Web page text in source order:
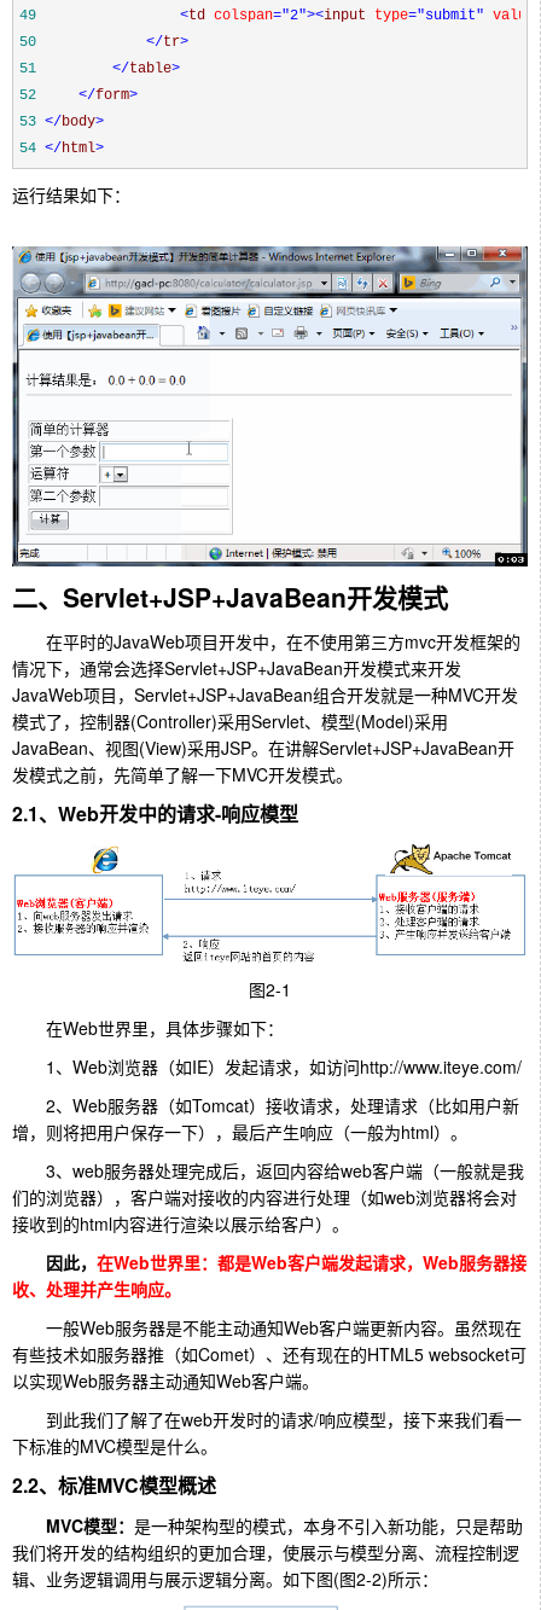
49
<td colspan="2"><input type="submit" value
50
</tr>
51
</table>
52
</form>
53 </body>
54 </html>
运行结果如下：
二、Servlet+JSP+JavaBean开发模式
在平时的JavaWeb项目开发中，在不使用第三方mvc开发框架的
情况下，通常会选择Servlet+JSP+JavaBean开发模式来开发
JavaWeb项目，Servlet+JSP+JavaBean组合开发就是一种MVC开发
模式了，控制器(Controller)采用Servlet、模型(Model)采用
JavaBean、视图(View)采用JSP。在讲解Servlet+JSP+JavaBean开
发模式之前，先简单了解一下MVC开发模式。
2.1、Web开发中的请求-响应模型
图2-1
在Web世界里，具体步骤如下：
1、Web浏览器（如IE）发起请求，如访问http://www.iteye.com/
2、Web服务器（如Tomcat）接收请求，处理请求（比如用户新
增，则将把用户保存一下），最后产生响应（一般为html）。
3、web服务器处理完成后，返回内容给web客户端（一般就是我
们的浏览器），客户端对接收的内容进行处理（如web浏览器将会对
接收到的html内容进行渲染以展示给客户）。
因此， 在Web世界里：都是Web客户端发起请求，Web服务器接
收、处理并产生响应。
一般Web服务器是不能主动通知Web客户端更新内容。虽然现在
有些技术如服务器推（如Comet）、还有现在的HTML5 websocket可
以实现Web服务器主动通知Web客户端。
到此我们了解了在web开发时的请求/响应模型，接下来我们看一
下标准的MVC模型是什么。
2.2、标准MVC模型概述
MVC模型： 是一种架构型的模式，本身不引入新功能，只是帮助
我们将开发的结构组织的更加合理，使展示与模型分离、流程控制逻
辑、业务逻辑调用与展示逻辑分离。如下图(图2-2)所示：